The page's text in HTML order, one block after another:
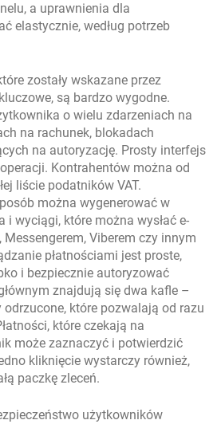
a uprawnienia dla
elastycznie, według potrzeb
zostały wskazane przez
są bardzo wygodne.
o wielu zdarzeniach na
na rachunek, blokadach
na autoryzację. Prosty interfejs
Kontrahentów można od
liście podatników VAT.
można wygenerować w
i wyciągi, które można wysłać e-
Viberem czy innym
płatnościami jest proste,
i bezpiecznie autoryzować
znajdują się dwa kafle –
które pozwalają od razu
które czekają na
może zaznaczyć i potwierdzić
kliknięcie wystarczy również,
paczkę zleceń.
użytkowników